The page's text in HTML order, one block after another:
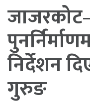
निर्देशन
गुरुङ